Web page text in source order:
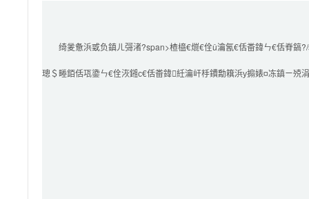
璁＄畻銆佸瓨鍌ㄣ€佺洃鎺с€佸畨鍏紝瀹屽杽鐨勪簯浜у搧婊¤冻鎮ㄧ殑